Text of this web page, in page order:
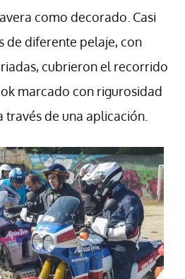
como decorado. Casi
de diferente pelaje, con
cubrieron el recorrido
marcado con rigurosidad
de una aplicación.